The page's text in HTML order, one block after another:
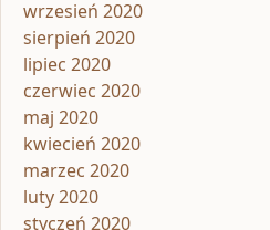
wrzesień 2020
sierpień 2020
lipiec 2020
czerwiec 2020
maj 2020
kwiecień 2020
marzec 2020
luty 2020
styczeń 2020